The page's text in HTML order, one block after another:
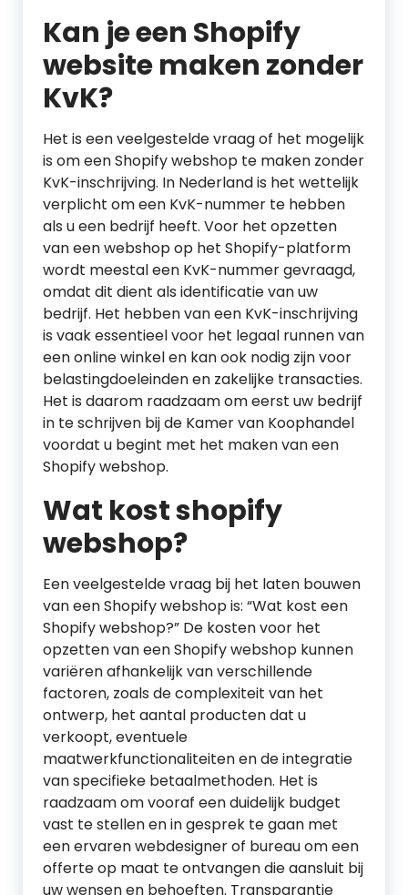
Kan je een Shopify
website maken zonder
KvK?
Het is een veelgestelde vraag of het mogelijk
is om een Shopify webshop te maken zonder
KvK-inschrijving. In Nederland is het wettelijk
verplicht om een KvK-nummer te hebben
als u een bedrijf heeft. Voor het opzetten
van een webshop op het Shopify-platform
wordt meestal een KvK-nummer gevraagd,
omdat dit dient als identificatie van uw
bedrijf. Het hebben van een KvK-inschrijving
is vaak essentieel voor het legaal runnen van
een online winkel en kan ook nodig zijn voor
belastingdoeleinden en zakelijke transacties.
Het is daarom raadzaam om eerst uw bedrijf
in te schrijven bij de Kamer van Koophandel
voordat u begint met het maken van een
Shopify webshop.
Wat kost shopify
webshop?
Een veelgestelde vraag bij het laten bouwen
van een Shopify webshop is: “Wat kost een
Shopify webshop?” De kosten voor het
opzetten van een Shopify webshop kunnen
variëren afhankelijk van verschillende
factoren, zoals de complexiteit van het
ontwerp, het aantal producten dat u
verkoopt, eventuele
maatwerkfunctionaliteiten en de integratie
van specifieke betaalmethoden. Het is
raadzaam om vooraf een duidelijk budget
vast te stellen en in gesprek te gaan met
een ervaren webdesigner of bureau om een
offerte op maat te ontvangen die aansluit bij
uw wensen en behoeften. Transparantie